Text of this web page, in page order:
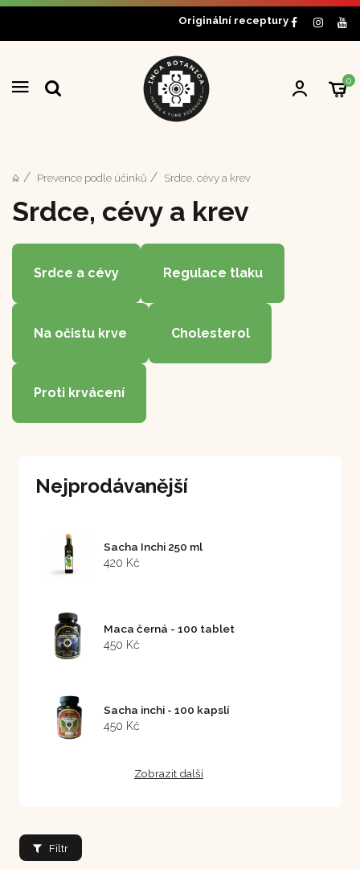
Originální receptury
0
Prevence podle účinků Srdce, cévy a krev
Srdce, cévy a krev
Srdce a cévy Regulace tlaku
Na očistu krve Cholesterol
Proti krvácení
Nejprodávanější
Sacha Inchi 250 ml
420 Kč
Maca černá - 100 tablet
450 Kč
Sacha inchi - 100 kapslí
450 Kč
Zobrazit další
Filtr